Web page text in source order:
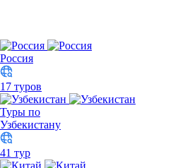
Россия
17 туров
Туры по
Узбекистану
41 тур